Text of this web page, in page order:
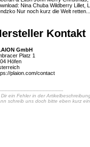
Nina Chuba Wildberry Lillet,
Nur noch kurz die Welt retten...
Kontakt
GmbH
Platz 1
Höfen
plaion.com/contact
Dir ein Fehler in der
schreib uns doch bitte eben kurz